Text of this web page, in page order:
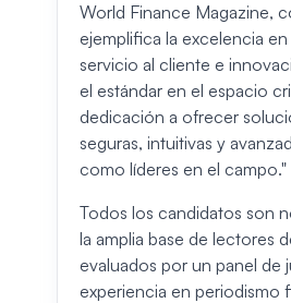
World Finance Magazine,
ejemplifica la excelencia
servicio al cliente e
el estándar en el espacio
dedicación a ofrecer
seguras, intuitivas y
como líderes en el campo."
Todos los candidatos son
la amplia base de lectores
evaluados por un panel de
experiencia en periodismo